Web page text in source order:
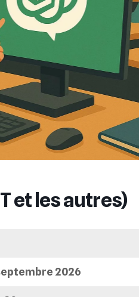
et les autres)
2026